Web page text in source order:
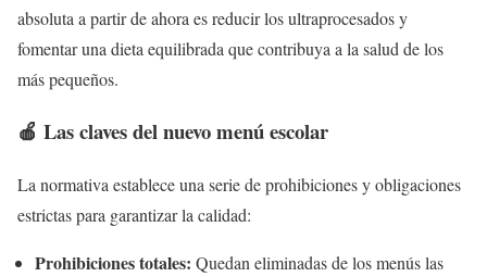
absoluta a partir de ahora es reducir los ultraprocesados y
fomentar una dieta equilibrada que contribuya a la salud de los
más pequeños.
🍎 Las claves del nuevo menú escolar
La normativa establece una serie de prohibiciones y obligaciones
estrictas para garantizar la calidad:
Prohibiciones totales: Quedan eliminadas de los menús las